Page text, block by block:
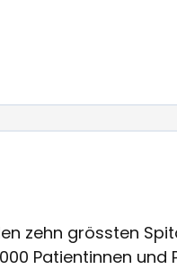
zehn grössten
Patientinnen und